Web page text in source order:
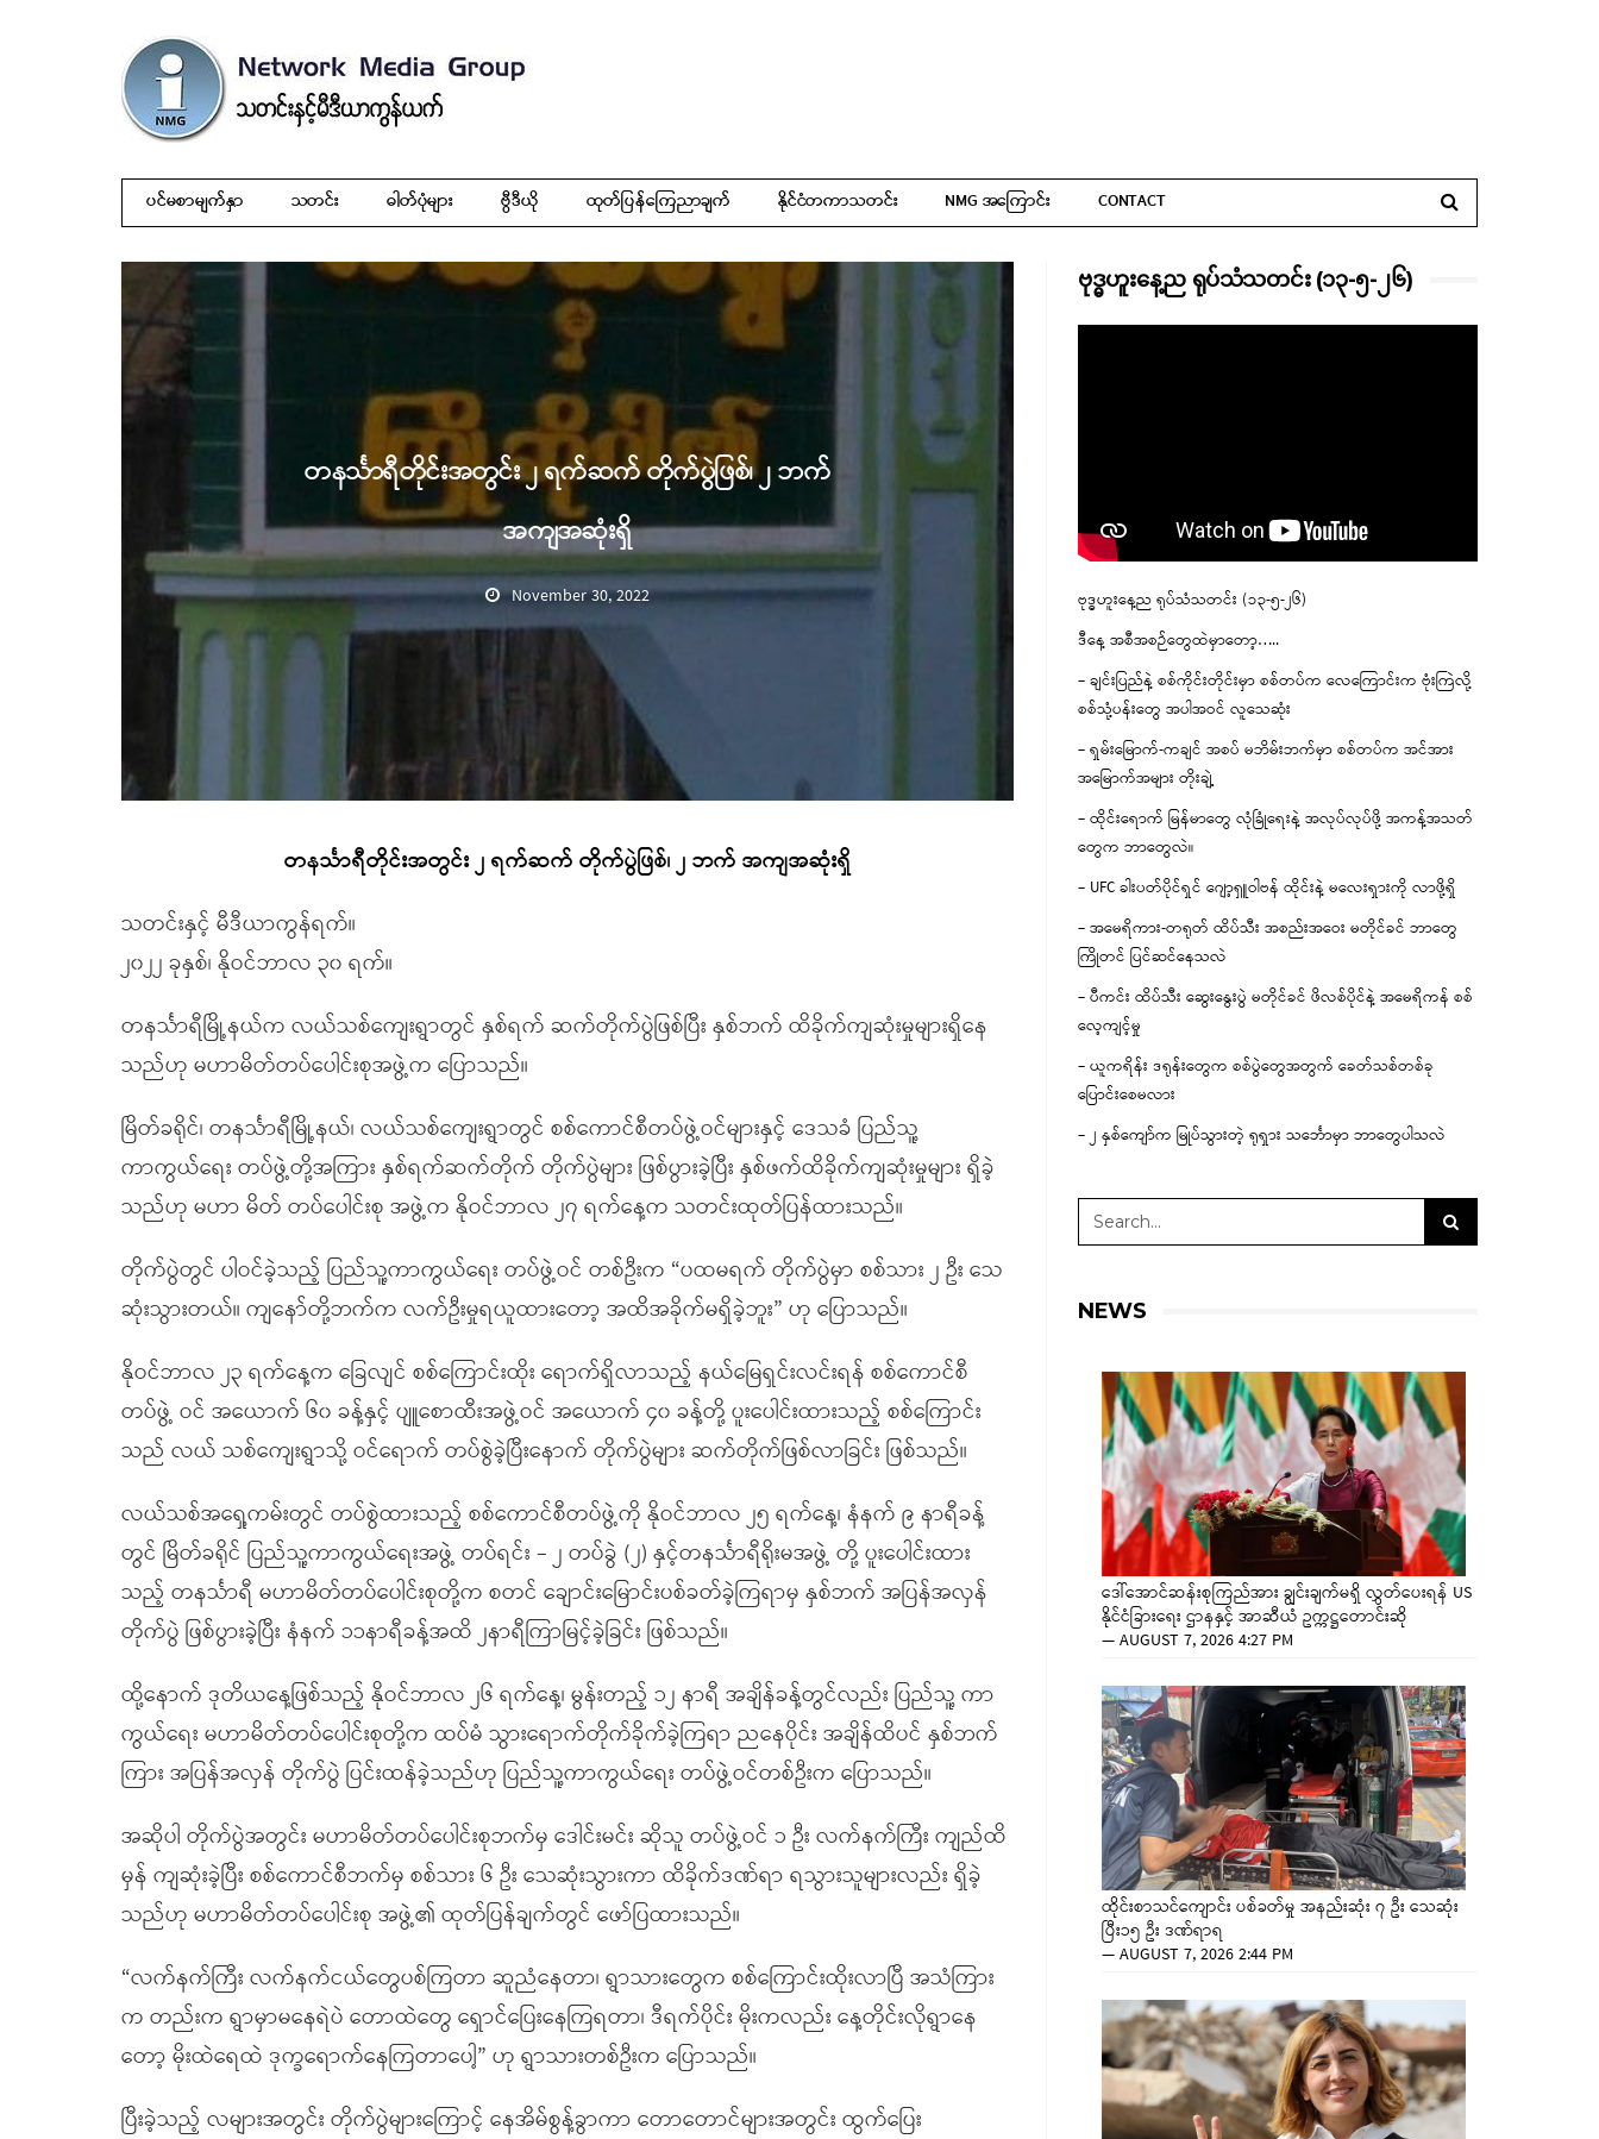
ပင်မစာမျက်နှာ သတင်း ဓါတ်ပုံများ ဗွီဒီယို ထုတ်ပြန်ကြေညာချက် နိုင်ငံတကာသတင်း NMG အကြောင်း CONTACT
တနင်္သာရီတိုင်းအတွင်း ၂ ရက်ဆက် တိုက်ပွဲဖြစ်၊ ၂ ဘက်
အကျအဆုံးရှိ
November 30, 2022
တနင်္သာရီတိုင်းအတွင်း ၂ ရက်ဆက် တိုက်ပွဲဖြစ်၊ ၂ ဘက် အကျအဆုံးရှိ
သတင်းနှင့် မီဒီယာကွန်ရက်။
၂၀၂၂ ခုနှစ်၊ နိုဝင်ဘာလ ၃၀ ရက်။
တနင်္သာရီမြို့နယ်က လယ်သစ်ကျေးရွာတွင် နှစ်ရက် ဆက်တိုက်ပွဲဖြစ်ပြီး နှစ်ဘက် ထိခိုက်ကျဆုံးမှုများရှိနေ
သည်ဟု မဟာမိတ်တပ်ပေါင်းစုအဖွဲ့က ပြောသည်။
မြိတ်ခရိုင်၊ တနင်္သာရီမြို့နယ်၊ လယ်သစ်ကျေးရွာတွင် စစ်ကောင်စီတပ်ဖွဲ့ဝင်များနှင့် ဒေသခံ ပြည်သူ့
ကာကွယ်ရေး တပ်ဖွဲ့တို့အကြား နှစ်ရက်ဆက်တိုက် တိုက်ပွဲများ ဖြစ်ပွားခဲ့ပြီး နှစ်ဖက်ထိခိုက်ကျဆုံးမှုများ ရှိခဲ့
သည်ဟု မဟာ မိတ် တပ်ပေါင်းစု အဖွဲ့က နိုဝင်ဘာလ ၂၇ ရက်နေ့က သတင်းထုတ်ပြန်ထားသည်။
တိုက်ပွဲတွင် ပါဝင်ခဲ့သည့် ပြည်သူ့ကာကွယ်ရေး တပ်ဖွဲ့ဝင် တစ်ဦးက “ပထမရက် တိုက်ပွဲမှာ စစ်သား ၂ ဦး သေ
ဆုံးသွားတယ်။ ကျနော်တို့ဘက်က လက်ဦးမှုရယူထားတော့ အထိအခိုက်မရှိခဲ့ဘူး” ဟု ပြောသည်။
နိုဝင်ဘာလ ၂၃ ရက်နေ့က ခြေလျင် စစ်ကြောင်းထိုး ရောက်ရှိလာသည့် နယ်မြေရှင်းလင်းရန် စစ်ကောင်စီ
တပ်ဖွဲ့ ဝင် အယောက် ၆၀ ခန့်နှင့် ပျူစောထီးအဖွဲ့ဝင် အယောက် ၄၀ ခန့်တို့ ပူးပေါင်းထားသည့် စစ်ကြောင်း
သည် လယ် သစ်ကျေးရွာသို့ ဝင်ရောက် တပ်စွဲခဲ့ပြီးနောက် တိုက်ပွဲများ ဆက်တိုက်ဖြစ်လာခြင်း ဖြစ်သည်။
လယ်သစ်အရှေ့ကမ်းတွင် တပ်စွဲထားသည့် စစ်ကောင်စီတပ်ဖွဲ့ကို နိုဝင်ဘာလ ၂၅ ရက်နေ့၊ နံနက် ၉ နာရီခန့်
တွင် မြိတ်ခရိုင် ပြည်သူ့ကာကွယ်ရေးအဖွဲ့ တပ်ရင်း – ၂ တပ်ခွဲ (၂) နှင့်တနင်္သာရီရိုးမအဖွဲ့ တို့ ပူးပေါင်းထား
သည့် တနင်္သာရီ မဟာမိတ်တပ်ပေါင်းစုတို့က စတင် ချောင်းမြောင်းပစ်ခတ်ခဲ့ကြရာမှ နှစ်ဘက် အပြန်အလှန်
တိုက်ပွဲ ဖြစ်ပွားခဲ့ပြီး နံနက် ၁၁နာရီခန့်အထိ ၂နာရီကြာမြင့်ခဲ့ခြင်း ဖြစ်သည်။
ထို့နောက် ဒုတိယနေ့ဖြစ်သည့် နိုဝင်ဘာလ ၂၆ ရက်နေ့၊ မွန်းတည့် ၁၂ နာရီ အချိန်ခန့်တွင်လည်း ပြည်သူ့ ကာ
ကွယ်ရေး မဟာမိတ်တပ်ပေါင်းစုတို့က ထပ်မံ သွားရောက်တိုက်ခိုက်ခဲ့ကြရာ ညနေပိုင်း အချိန်ထိပင် နှစ်ဘက်
ကြား အပြန်အလှန် တိုက်ပွဲ ပြင်းထန်ခဲ့သည်ဟု ပြည်သူ့ကာကွယ်ရေး တပ်ဖွဲ့ဝင်တစ်ဦးက ပြောသည်။
အဆိုပါ တိုက်ပွဲအတွင်း မဟာမိတ်တပ်ပေါင်းစုဘက်မှ ဒေါင်းမင်း ဆိုသူ တပ်ဖွဲ့ဝင် ၁ ဦး လက်နက်ကြီး ကျည်ထိ
မှန် ကျဆုံးခဲ့ပြီး စစ်ကောင်စီဘက်မှ စစ်သား ၆ ဦး သေဆုံးသွားကာ ထိခိုက်ဒဏ်ရာ ရသွားသူများလည်း ရှိခဲ့
သည်ဟု မဟာမိတ်တပ်ပေါင်းစု အဖွဲ့၏ ထုတ်ပြန်ချက်တွင် ဖော်ပြထားသည်။
“လက်နက်ကြီး လက်နက်ငယ်တွေပစ်ကြတာ ဆူညံနေတာ၊ ရွာသားတွေက စစ်ကြောင်းထိုးလာပြီ အသံကြား
က တည်းက ရွာမှာမနေရဲပဲ တောထဲတွေ ရှောင်ပြေးနေကြရတာ၊ ဒီရက်ပိုင်း မိုးကလည်း နေ့တိုင်းလိုရွာနေ
တော့ မိုးထဲရေထဲ ဒုက္ခရောက်နေကြတာပေါ့” ဟု ရွာသားတစ်ဦးက ပြောသည်။
ပြီးခဲ့သည့် လများအတွင်း တိုက်ပွဲများကြောင့် နေအိမ်စွန့်ခွာကာ တောတောင်များအတွင်း ထွက်ပြေး
ဗုဒ္ဓဟူးနေ့ည ရုပ်သံသတင်း (၁၃-၅-၂၆)
ဗုဒ္ဓဟူးနေ့ည ရုပ်သံသတင်း (၁၃-၅-၂၆)
ဒီနေ့ အစီအစဉ်တွေထဲမှာတော့…..
– ချင်းပြည်နဲ့ စစ်ကိုင်းတိုင်းမှာ စစ်တပ်က လေကြောင်းက ဗုံးကြဲလို့
စစ်သုံ့ပန်းတွေ အပါအဝင် လူသေဆုံး
– ရှမ်းမြောက်-ကချင် အစပ် မဘိမ်းဘက်မှာ စစ်တပ်က အင်အား
အမြောက်အများ တိုးချဲ့
– ထိုင်းရောက် မြန်မာတွေ လုံခြုံရေးနဲ့ အလုပ်လုပ်ဖို့ အကန့်အသတ်
တွေက ဘာတွေလဲ။
– UFC ခါးပတ်ပိုင်ရှင် ဂျော့ရှူဝါဗန် ထိုင်းနဲ့ မလေးရှားကို လာဖို့ရှိ
– အမေရိကား-တရုတ် ထိပ်သီး အစည်းအဝေး မတိုင်ခင် ဘာတွေ
ကြိုတင် ပြင်ဆင်နေသလဲ
– ပီကင်း ထိပ်သီး ဆွေးနွေးပွဲ မတိုင်ခင် ဖိလစ်ပိုင်နဲ့ အမေရိကန် စစ်
လေ့ကျင့်မှု
– ယူကရိန်း ဒရုန်းတွေက စစ်ပွဲတွေအတွက် ခေတ်သစ်တစ်ခု
ပြောင်းစေမလား
– ၂ နှစ်ကျော်က မြုပ်သွားတဲ့ ရုရှား သင်္ဘောမှာ ဘာတွေပါသလဲ
NEWS
ဒေါ်အောင်ဆန်းစုကြည်အား ချွင်းချက်မရှိ လွှတ်ပေးရန် US
နိုင်ငံခြားရေး ဌာနနှင့် အာဆီယံ ဥက္ကဋ္ဌတောင်းဆို
—AUGUST 7, 2026 4:27 PM
ထိုင်းစာသင်ကျောင်း ပစ်ခတ်မှု အနည်းဆုံး ၇ ဦး သေဆုံး
ပြီး၁၅ ဦး ဒဏ်ရာရ
—AUGUST 7, 2026 2:44 PM